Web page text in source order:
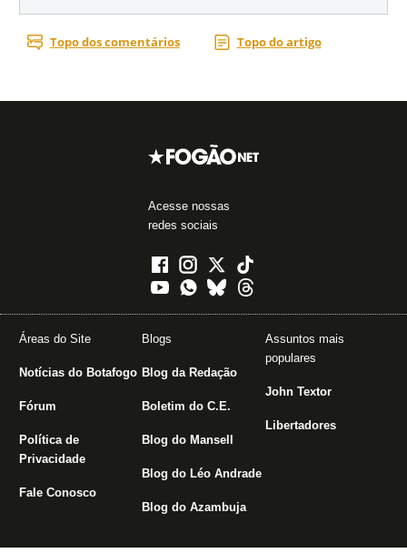
Acesse nossas
redes sociais
Áreas do Site
Notícias do Botafogo
Fórum
Política de
Privacidade
Fale Conosco
Blogs
Blog da Redação
Boletim do C.E.
Blog do Mansell
Blog do Léo Andrade
Blog do Azambuja
Assuntos mais
populares
John Textor
Libertadores